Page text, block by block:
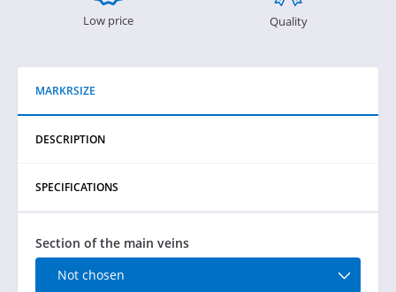
Low price Quality
MARKRSIZE
DESCRIPTION
SPECIFICATIONS
Section of the main veins
Not chosen